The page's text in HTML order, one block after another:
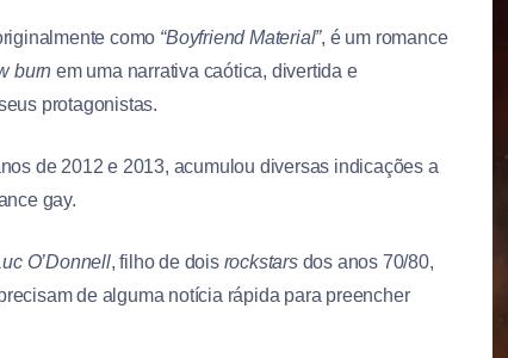
como “Boyfriend Material”, é um romance
burn em uma narrativa caótica, divertida e
protagonistas.
de 2012 e 2013, acumulou diversas indicações a
gay.
O’Donnell, filho de dois rockstarsdos anos 70/80,
de alguma notícia rápida para preencher